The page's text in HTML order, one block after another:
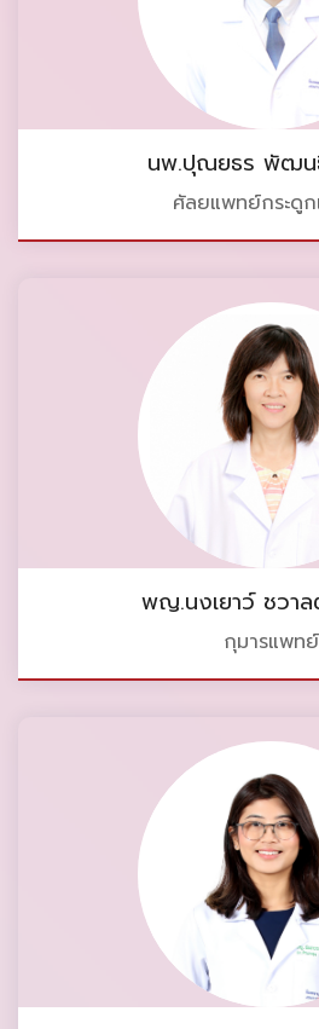
นพ.ปุณยธร พัฒน
ศัลยแพทย์กระดูก
พญ.นงเยาว์ ชวา
กุมารแพทย์